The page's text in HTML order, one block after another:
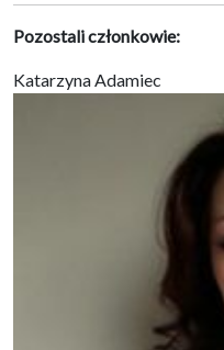
Pozostali członkowie:
Katarzyna Adamiec